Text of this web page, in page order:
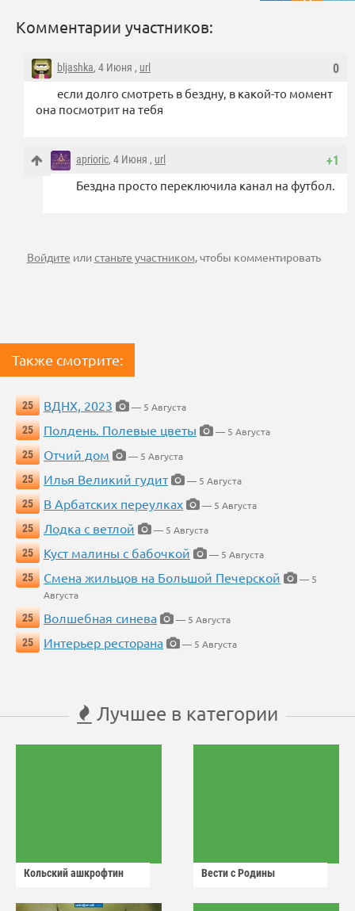
Комментарии участников:
0
bljashka, 4 Июня , url
если долго смотреть в бездну, в какой-то момент
она посмотрит на тебя
+1
aprioric, 4 Июня , url
Бездна просто переключила канал на футбол.
Войдите илистаньте участником, чтобы комментировать
Также смотрите:
25 ВДНХ, 2023
— 5 Августа
25
Полдень. Полевые цветы
— 5 Августа
25
Отчий дом
— 5 Августа
25
Илья Великий гудит
— 5 Августа
25
В Арбатских переулках
— 5 Августа
25
Лодка с ветлой
— 5 Августа
25
Куст малины с бабочкой
— 5 Августа
25
Смена жильцов на Большой Печерской
— 5
Августа
25
Волшебная синева
— 5 Августа
25
Интерьер ресторана — 5 Августа
Лучшее в категории
Кольский ашкрофтин Вести с Родины